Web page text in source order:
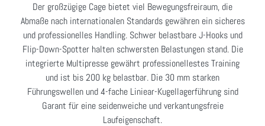
Der großzügige Cage bietet viel Bewegungsfreiraum, die
Abmaße nach internationalen Standards gewähren ein sicheres
und professionelles Handling. Schwer belastbare J-Hooks und
Flip-Down-Spotter halten schwersten Belastungen stand. Die
integrierte Multipresse gewährt professionellestes Training
und ist bis 200 kg belastbar. Die 30 mm starken
Führungswellen und 4-fache Liniear-Kugellagerführung sind
Garant für eine seidenweiche und verkantungsfreie
Laufeigenschaft.